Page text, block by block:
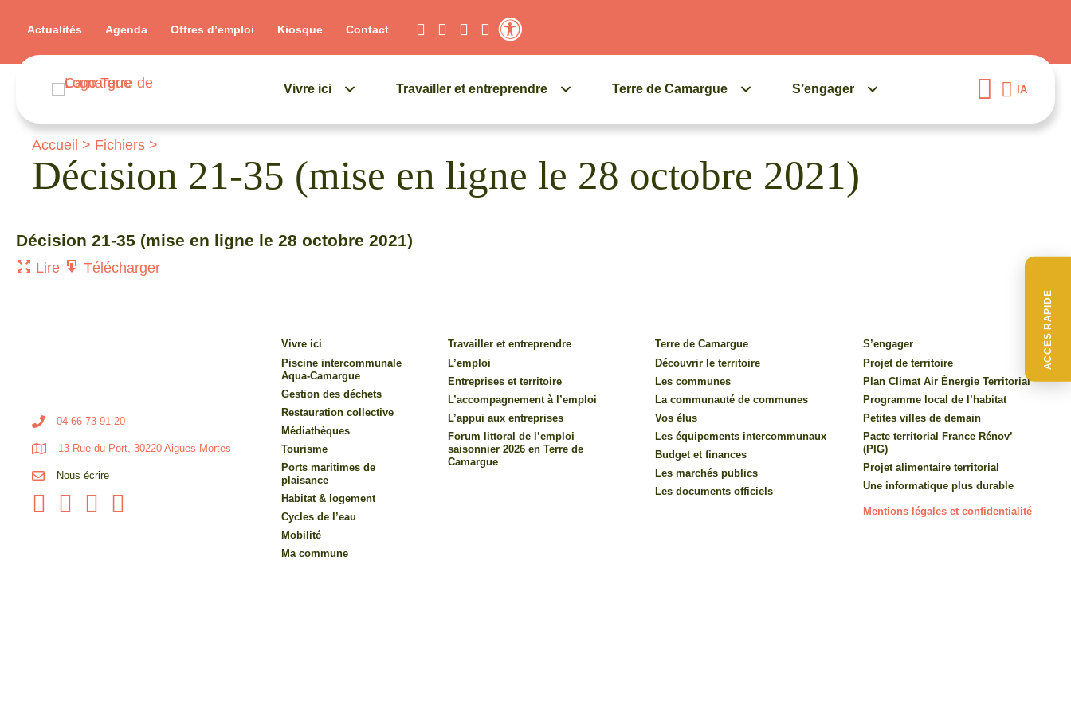
ACCÈS RAPIDE
Actualités Agenda Offres d’emploi Kiosque
Contact
Vivre ici Travailler et entreprendre Terre de Camargue S’engager IA
Accueil > Fichiers >
Décision 21-35 (mise en ligne le 28 octobre 2021)
Décision 21-35 (mise en ligne le 28 octobre 2021)
Lire Télécharger
04 66 73 91 20
13 Rue du Port, 30220 Aigues-Mortes
Nous écrire
Vivre ici
Piscine intercommunale
Aqua-Camargue
Gestion des déchets
Restauration collective
Médiathèques
Tourisme
Ports maritimes de
plaisance
Habitat & logement
Cycles de l’eau
Mobilité
Ma commune
Travailler et entreprendre
L’emploi
Entreprises et territoire
L’accompagnement à l’emploi
L’appui aux entreprises
Forum littoral de l’emploi
saisonnier 2026 en Terre de
Camargue
Terre de Camargue
Découvrir le territoire
Les communes
La communauté de communes
Vos élus
Les équipements intercommunaux
Budget et finances
Les marchés publics
Les documents officiels
S’engager
Projet de territoire
Plan Climat Air Énergie Territorial
Programme local de l’habitat
Petites villes de demain
Pacte territorial France Rénov’
(PIG)
Projet alimentaire territorial
Une informatique plus durable
Mentions légales et confidentialité